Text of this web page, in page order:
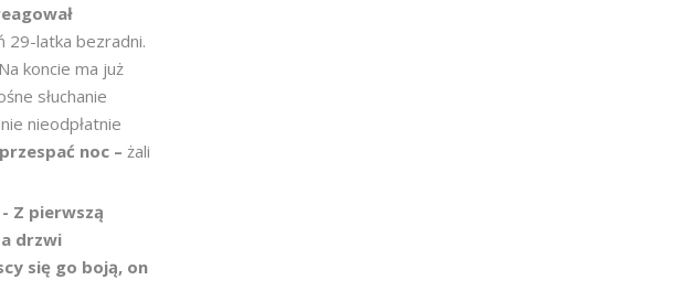
29-latka bezradni.
koncie ma już
słuchanie
nieodpłatnie
noc – żali
- Z pierwszą
drzwi
się go boją, on